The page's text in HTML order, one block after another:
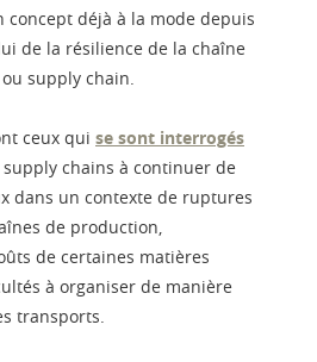
concept déjà à la mode depuis
de la résilience de la chaîne
supply chain.
ceux qui se sont interrogés
chains à continuer de
dans un contexte de ruptures
de production,
de certaines matières
à organiser de manière
transports.